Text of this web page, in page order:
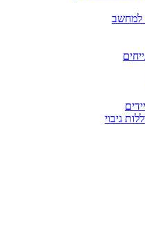
למחשב
גיבוי